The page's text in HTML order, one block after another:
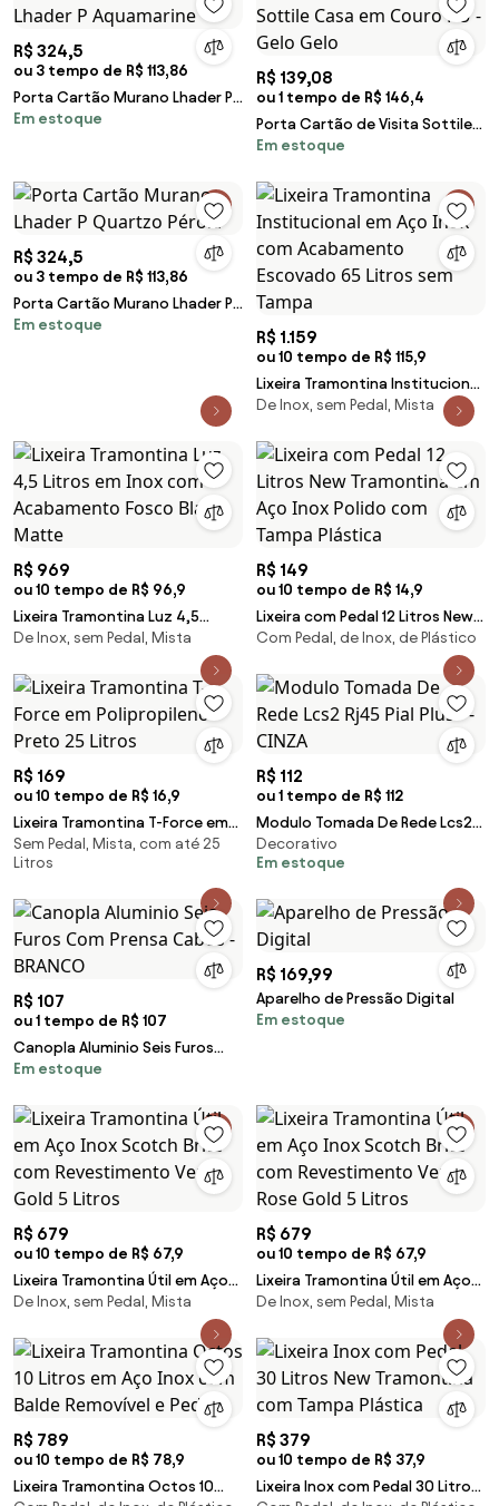
R$ 324,5
ou 3 tempo de R$ 113,86
Porta Cartão Murano Lhader P
Aquamarine
Em estoque
R$ 139,08
ou 1 tempo de R$ 146,4
Porta Cartão de Visita Sottile
Em estoque
R$ 324,5
ou 3 tempo de R$ 113,86
Porta Cartão Murano Lhader P
Quartzo Pérola
Em estoque
R$ 1.159
ou 10 tempo de R$ 115,9
Lixeira Tramontina Institucional
em Aço Inox com Acabamento
Escovado 65 Litros sem Tampa
De Inox, sem Pedal, Mista
R$ 969
ou 10 tempo de R$ 96,9
Lixeira Tramontina Luz 4,5
Litros em Inox com
Matte
De Inox, sem Pedal, Mista
R$ 149
ou 10 tempo de R$ 14,9
Lixeira com Pedal 12 Litros New
Tramontina em Aço Inox Polido
Com Pedal, de Inox, de Plástico
R$ 169
ou 10 tempo de R$ 16,9
Lixeira Tramontina T-Force em
Polipropileno Preto 25 Litros
Sem Pedal, Mista, com até 25
Litros
R$ 112
ou 1 tempo de R$ 112
Modulo Tomada De Rede Lcs2
Rj45 Pial Plus+ - CINZA
Decorativo
Em estoque
R$ 107
ou 1 tempo de R$ 107
Canopla Aluminio Seis Furos
Com Prensa Cabos - BRANCO
Em estoque
R$ 169,99
Aparelho de Pressão Digital
Em estoque
R$ 679
ou 10 tempo de R$ 67,9
Lixeira Tramontina Útil em Aço
Inox Scotch Brite com
Revestimento Verniz Gold 5
Litros
De Inox, sem Pedal, Mista
R$ 679
ou 10 tempo de R$ 67,9
Lixeira Tramontina Útil em Aço
Inox Scotch Brite com
Revestimento Verniz Rose Gold
5 Litros
De Inox, sem Pedal, Mista
R$ 789
ou 10 tempo de R$ 78,9
Lixeira Tramontina Octos 10
R$ 379
ou 10 tempo de R$ 37,9
Lixeira Inox com Pedal 30 Litros